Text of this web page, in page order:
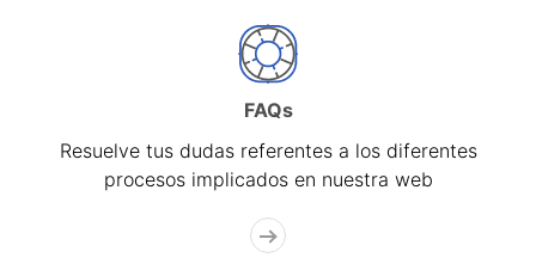
FAQs
Resuelve tus dudas referentes a los diferentes
procesos implicados en nuestra web